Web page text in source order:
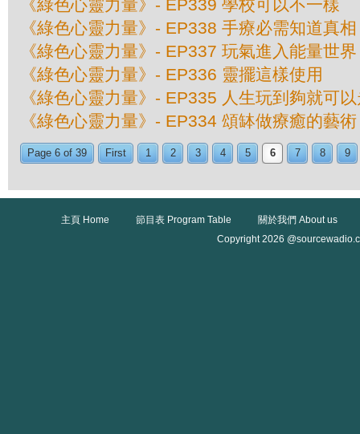
《綠色心靈力量》- EP339 學校可以不一樣
《綠色心靈力量》- EP338 手療必需知道真相
《綠色心靈力量》- EP337 玩氣進入能量世界
《綠色心靈力量》- EP336 靈擺這樣使用
《綠色心靈力量》- EP335 人生玩到夠就可
《綠色心靈力量》- EP334 頌缽做療癒的藝術
Page 6 of 39 First 1 2 3 4 5 6 7 8 9
主頁 Home 節目表 Program Table
關於我們 About us
Copyright 2026